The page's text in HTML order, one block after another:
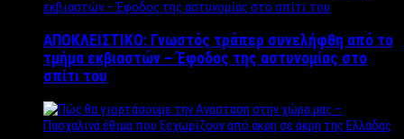
ΑΠΟΚΛΕΙΣΤΙΚΟ: Γνωστός τράπερ συνελήφθη από το
τμήμα εκβιαστών – Έφοδος της αστυνομίας στο
σπίτι του